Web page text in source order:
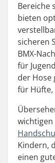
Bereiche
bieten
sicheren
BMX-
für
der Hose
für Hüfte,
Kindern,
einen